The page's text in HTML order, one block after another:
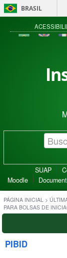
BRASIL
SUAP
Moodle
PÁGINA INICIAL >
PARA BOLSAS DE
PIBID